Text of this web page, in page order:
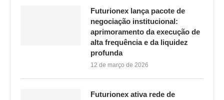
Futurionex lança pacote de
negociação institucional:
aprimoramento da execução de
alta frequência e da liquidez
profunda
12 de março de 2026
Futurionex ativa rede de